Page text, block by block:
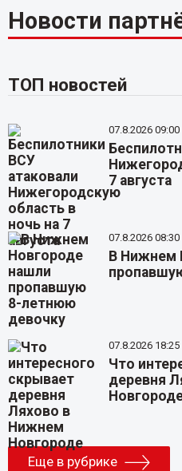
Новости
ТОП новостей
07.8.2026 09:00
7 августа
07.8.2026 08:30
В Нижнем
07.8.2026 18:25
Что
деревня
Еще в рубрике